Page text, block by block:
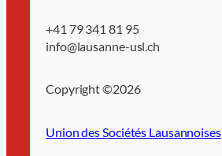
+41 79 341 81 95
info@lausanne-usl.ch
Copyright ©2026
Union des Sociétés Lausannoises